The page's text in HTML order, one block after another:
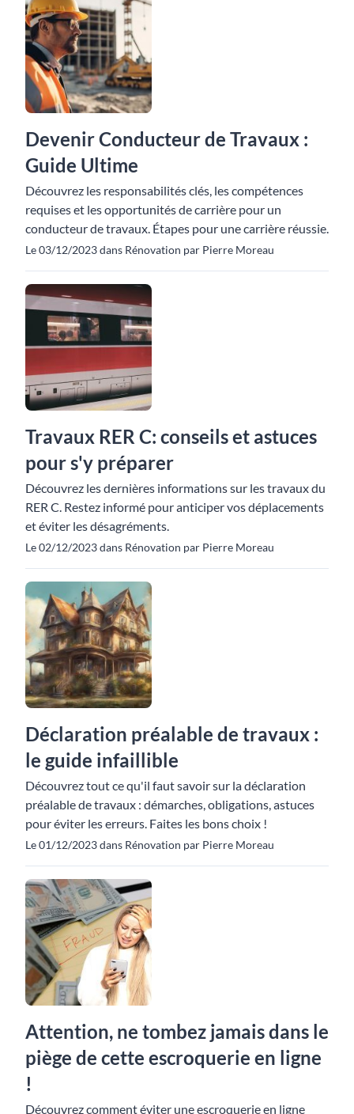
Devenir Conducteur de Travaux :
Guide Ultime
Découvrez les responsabilités clés, les compétences
requises et les opportunités de carrière pour un
conducteur de travaux. Étapes pour une carrière réussie.
Le 03/12/2023 dans Rénovation par Pierre Moreau
Travaux RER C: conseils et astuces
pour s'y préparer
Découvrez les dernières informations sur les travaux du
RER C. Restez informé pour anticiper vos déplacements
et éviter les désagréments.
Le 02/12/2023 dans Rénovation par Pierre Moreau
Déclaration préalable de travaux :
le guide infaillible
Découvrez tout ce qu'il faut savoir sur la déclaration
préalable de travaux : démarches, obligations, astuces
pour éviter les erreurs. Faites les bons choix !
Le 01/12/2023 dans Rénovation par Pierre Moreau
Attention, ne tombez jamais dans le
piège de cette escroquerie en ligne
!
Découvrez comment éviter une escroquerie en ligne